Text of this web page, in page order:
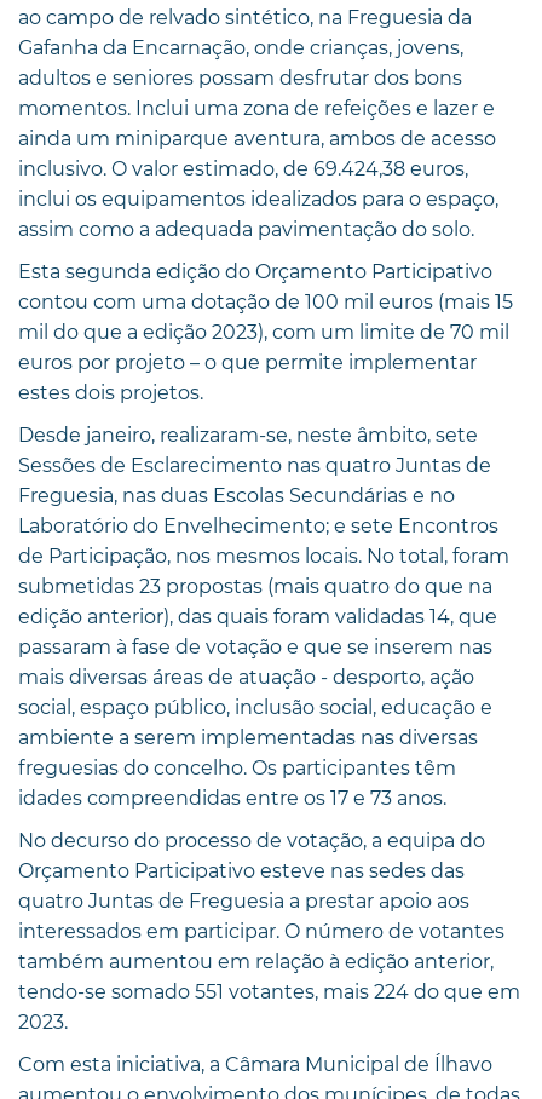
ao campo de relvado sintético, na Freguesia da
Gafanha da Encarnação, onde crianças, jovens,
adultos e seniores possam desfrutar dos bons
momentos. Inclui uma zona de refeições e lazer e
ainda um miniparque aventura, ambos de acesso
inclusivo. O valor estimado, de 69.424,38 euros,
inclui os equipamentos idealizados para o espaço,
assim como a adequada pavimentação do solo.
Esta segunda edição do Orçamento Participativo
contou com uma dotação de 100 mil euros (mais 15
mil do que a edição 2023), com um limite de 70 mil
euros por projeto – o que permite implementar
estes dois projetos.
Desde janeiro, realizaram-se, neste âmbito, sete
Sessões de Esclarecimento nas quatro Juntas de
Freguesia, nas duas Escolas Secundárias e no
Laboratório do Envelhecimento; e sete Encontros
de Participação, nos mesmos locais. No total, foram
submetidas 23 propostas (mais quatro do que na
edição anterior), das quais foram validadas 14, que
passaram à fase de votação e que se inserem nas
mais diversas áreas de atuação - desporto, ação
social, espaço público, inclusão social, educação e
ambiente a serem implementadas nas diversas
freguesias do concelho. Os participantes têm
idades compreendidas entre os 17 e 73 anos.
No decurso do processo de votação, a equipa do
Orçamento Participativo esteve nas sedes das
quatro Juntas de Freguesia a prestar apoio aos
interessados em participar. O número de votantes
também aumentou em relação à edição anterior,
tendo-se somado 551 votantes, mais 224 do que em
2023.
Com esta iniciativa, a Câmara Municipal de Ílhavo
aumentou o envolvimento dos munícipes, de todas